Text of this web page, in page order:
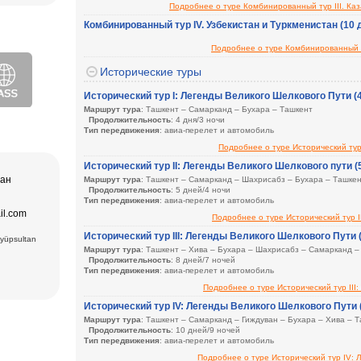
и
в
и
Ташкент, и
(XIX в.);
су.
Медресе
Биби-
ковровая
вв.)
Мири
Заргарон
Ляби-
в
Посещаемые города (ночи): Алматы (3) – Шымкент (2) – Туркестан –
: одноместные и двухместные номера в гостиницах
Подробнее о туре Комбинированный тур III.
Комбинированный тур IV. Узбекистан и Туркменистан (10
Подробнее о туре Комбинированный
Исторические туры
Исторический тур I: Легенды Великого Шелкового Пути
Маршрут тура: Ташкент – Самарканд – Бухара – Ташкент
Продолжительность: 4 дня/3 ночи
Тип передвижения: авиа-перелет и автомобиль
Размещение
: одноместные и двухместные номера в гостиницах
Подробнее о туре Исторический
Исторический тур II: Легенды Великого Шелкового пути
Маршрут тура: Ташкент – Самарканд – Шахрисабз – Бухара –
Продолжительность: 5 дней/4 ночи
Тип передвижения: авиа-перелет и автомобиль
Размещение
: одноместные и двухместные номера в гостиницах
Подробнее о туре Исторический
Исторический тур III: Легенды Великого Шелкового Пути
Маршрут тура: Ташкент – Хива – Бухара – Шахрисабз – Самарканд –
Продолжительность: 8 дней/7 ночей
Тип передвижения: авиа-перелет и автомобиль
Размещение
: одноместные и двухместные номера в гостиницах
Подробнее о туре Исторический тур
Исторический тур IV: Легенды Великого Шелкового
Маршрут тура: Ташкент – Самарканд – Гиждуван – Бухара – Хива –
Продолжительность: 10 дней/9 ночей
Тип передвижения: авиа-перелет и автомобиль
Подробнее о туре Исторический тур IV: